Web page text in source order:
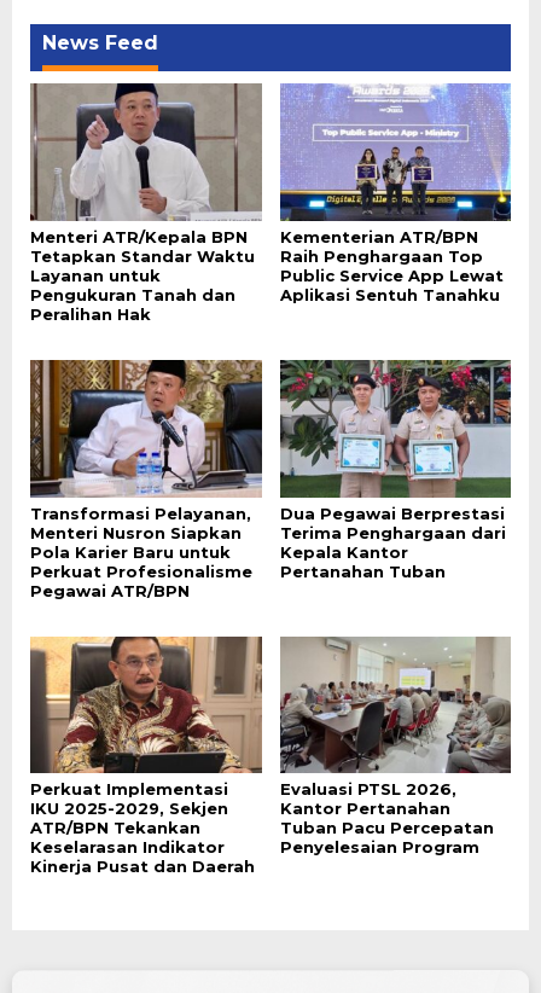
News Feed
Menteri ATR/Kepala BPN
Tetapkan Standar Waktu
Layanan untuk
Pengukuran Tanah dan
Peralihan Hak
Kementerian ATR/BPN
Raih Penghargaan Top
Public Service App Lewat
Aplikasi Sentuh Tanahku
Transformasi Pelayanan,
Menteri Nusron Siapkan
Pola Karier Baru untuk
Perkuat Profesionalisme
Pegawai ATR/BPN
Dua Pegawai Berprestasi
Terima Penghargaan dari
Kepala Kantor
Pertanahan Tuban
Perkuat Implementasi
IKU 2025-2029, Sekjen
ATR/BPN Tekankan
Keselarasan Indikator
Kinerja Pusat dan Daerah
Evaluasi PTSL 2026,
Kantor Pertanahan
Tuban Pacu Percepatan
Penyelesaian Program